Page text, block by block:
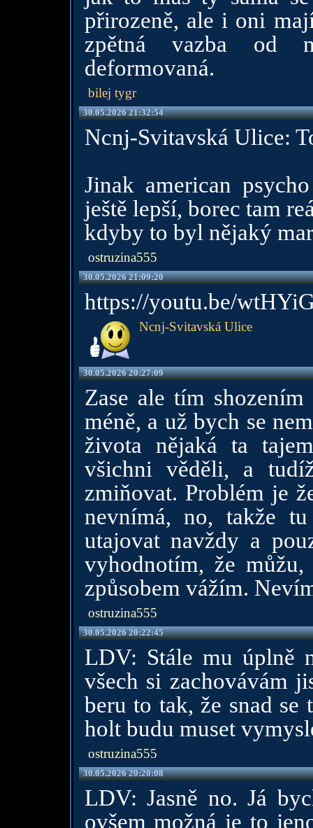
přirozeně, ale i oni
zpětná vazba od
deformovaná.
bilej tygr
30.05.2026 21:32:54
Ncnj-Svitavská Ulice:
Jinak american
ještě lepší, borec tam
kdyby to byl nějaký
ostruzina555
30.05.2026 21:09:20
https://youtu.be/
Ncnj-Svitavská Ulice
30.05.2026 20:27:09
Zase ale tím
méně, a už bych se
života nějaká ta
všichni věděli, a
zmiňovat. Problém je
nevnímá, no, takže
utajovat navždy a
vyhodnotím, že
způsobem vážím.
ostruzina555
30.05.2026 20:22:45
LDV: Stále mu úplně
všech si zachovávám
beru to tak, že snad
holt budu muset
ostruzina555
30.05.2026 20:20:08
LDV: Jasně no. Já
ovšem možná je to